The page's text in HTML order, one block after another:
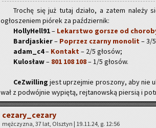
Tro­chę się już tutaj dzia­ło, a zatem na­le­ży
ogło­sze­niem pió­rek za paź­dzier­nik:
Hol­ly­Hel­l91– Le­kar­stwo gor­sze od
Bar­dja­skier– Po­przez czar­ny mo­no­lit– 3/
adam_c4– Kon­takt– 2/5 gło­sów;
Ku­lo­sław– 801 108 108– 1/5 gło­sów.
Ce­Zwil­ling jest uprzej­mie pro­szo­ny, aby nie
wał z po­dwój­nie wy­pię­tą, rej­ta­now­ską pier­sią i
ce­za­ry­_ce­za­ry
męż­czy­zna, 37 lat, Olsz­tyn | 19.11.24, g. 12:56